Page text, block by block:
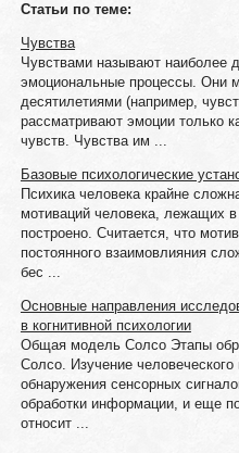
Статьи по теме:
Чувства
Чувствами называют наиболее
эмоциональные процессы. Они
десятилетиями (например,
рассматривают эмоции только
чувств. Чувства им ...
Базовые психологические
Психика человека крайне
мотиваций человека, лежащих
построено. Считается, что
постоянного взаимовлияния
бес ...
Основные направления
в когнитивной психологии
Общая модель Солсо Этапы
Солсо. Изучение
обнаружения сенсорных
обработки информации, и еще
относит ...